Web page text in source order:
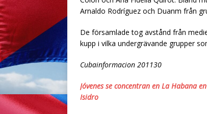
Arnaldo Rodríguez och Duanm från
De församlade tog avstånd från
kupp i vilka undergrävande grupper
Cubainformacion 201130
Jóvenes se concentran en La Habana
Isidro